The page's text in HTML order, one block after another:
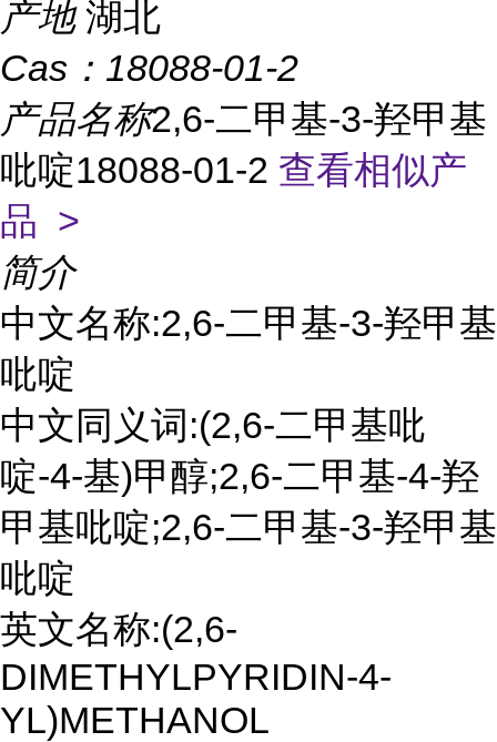
产地 湖北
Cas： 18088-01-2
产品名称2,6-二甲基-3-羟甲基
吡啶18088-01-2 查看相似产
品 >
简介
中文名称:2,6-二甲基-3-羟甲基
吡啶
中文同义词:(2,6-二甲基吡
啶-4-基)甲醇;2,6-二甲基-4-羟
甲基吡啶;2,6-二甲基-3-羟甲基
吡啶
英文名称:(2,6-
DIMETHYLPYRIDIN-4-
YL)METHANOL